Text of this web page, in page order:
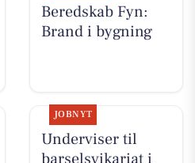
Beredskab Fyn:
Brand i bygning
JOBNYT
Underviser til